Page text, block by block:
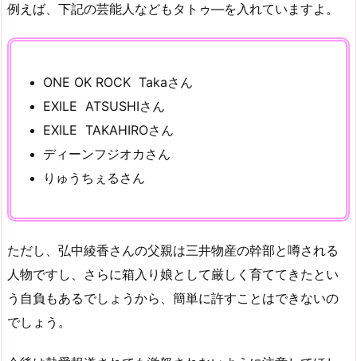
例えば、下記の芸能人などもタトゥ―を入れていますよ。
ONE OK ROCK Takaさん
EXILE ATSUSHIさん
EXILE TAKAHIROさん
ディーンフジオカさん
りゅうちぇるさん
ただし、弘中綾香さんの父親は三井物産の幹部と噂される
人物ですし、さらに箱入り娘として厳しく育ててきたとい
う自負もあるでしょうから、簡単に許すことはできないの
でしょう。